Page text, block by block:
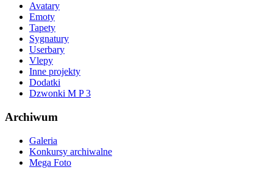
Avatary
Emoty
Tapety
Sygnatury
Userbary
Vlepy
Inne projekty
Dodatki
Dzwonki M P 3
Archiwum
Galeria
Konkursy archiwalne
Mega Foto